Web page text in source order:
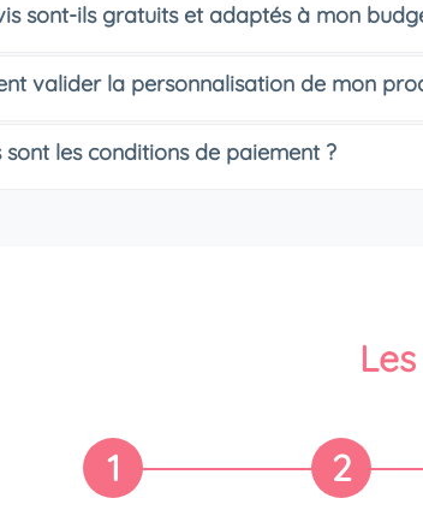
sont-ils gratuits et adaptés à mon
valider la personnalisation de mon
sont les conditions de paiement ?
1 2